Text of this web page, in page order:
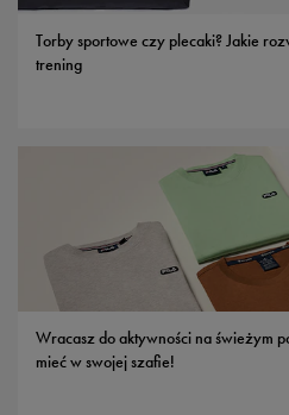
Torby sportowe czy plecaki? Jakie
trening
Wracasz do aktywności na świeżym
mieć w swojej szafie!